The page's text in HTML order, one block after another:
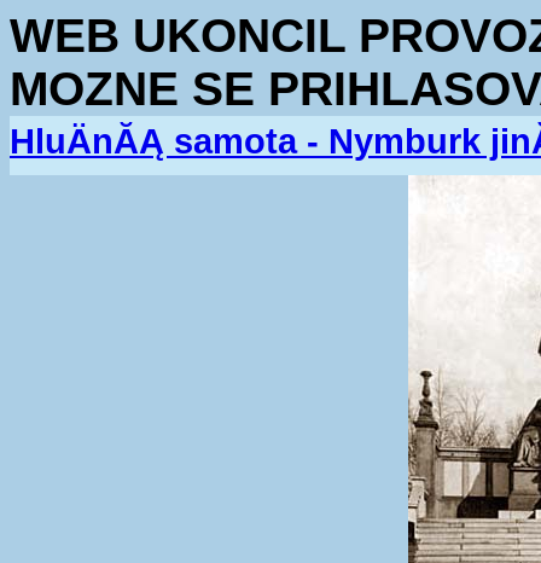
WEB UKONCIL
MOZNE SE
HluÄnĂĄ samota - Nymburk